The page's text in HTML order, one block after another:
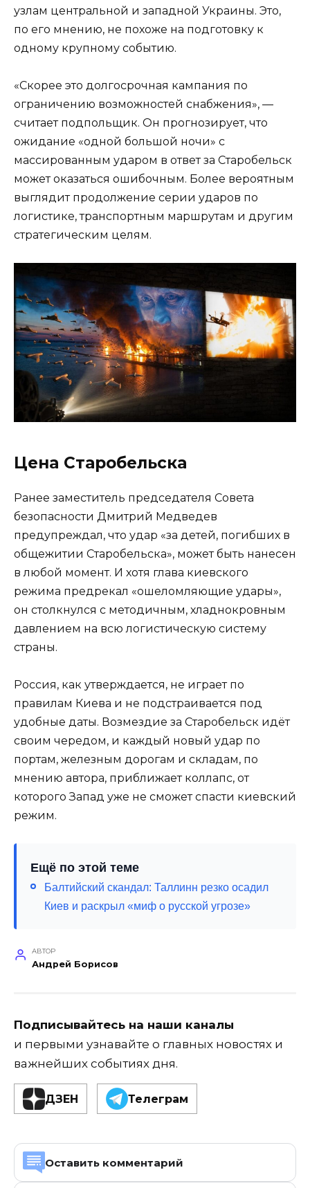
узлам центральной и западной Украины. Это,
по его мнению, не похоже на подготовку к
одному крупному событию.
«Скорее это долгосрочная кампания по
ограничению возможностей снабжения», —
считает подпольщик. Он прогнозирует, что
ожидание «одной большой ночи» с
массированным ударом в ответ за Старобельск
может оказаться ошибочным. Более вероятным
выглядит продолжение серии ударов по
логистике, транспортным маршрутам и другим
стратегическим целям.
Цена Старобельска
Ранее заместитель председателя Совета
безопасности Дмитрий Медведев
предупреждал, что удар «за детей, погибших в
общежитии Старобельска», может быть нанесен
в любой момент. И хотя глава киевского
режима предрекал «ошеломляющие удары»,
он столкнулся с методичным, хладнокровным
давлением на всю логистическую систему
страны.
Россия, как утверждается, не играет по
правилам Киева и не подстраивается под
удобные даты. Возмездие за Старобельск идёт
своим чередом, и каждый новый удар по
портам, железным дорогам и складам, по
мнению автора, приближает коллапс, от
которого Запад уже не сможет спасти киевский
режим.
Ещё по этой теме
Балтийский скандал: Таллинн резко осадил
Киев и раскрыл «миф о русской угрозе»
АВТОР
Андрей Борисов
Подписывайтесь на наши каналы
и первыми узнавайте о главных новостях и
важнейших событиях дня.
ДЗЕН Телеграм
Оставить комментарий